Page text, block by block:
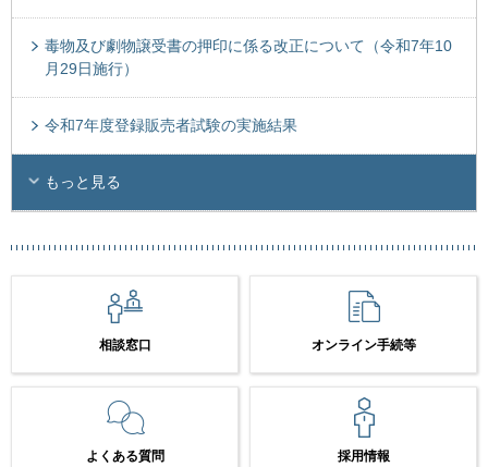
毒物及び劇物譲受書の押印に係る改正について（令和7年10
月29日施行）
令和7年度登録販売者試験の実施結果
もっと見る
相談窓口 オンライン手続等
よくある質問 採用情報